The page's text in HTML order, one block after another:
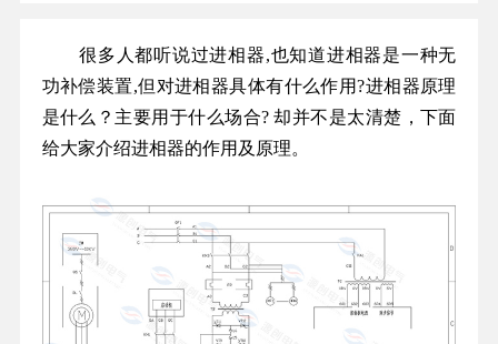
很多人都听说过进相器,也知道进相器是一种无
功补偿装置,但对进相器具体有什么作用?进相器原理
是什么？主要用于什么场合? 却并不是太清楚，下面
给大家介绍进相器的作用及原理。